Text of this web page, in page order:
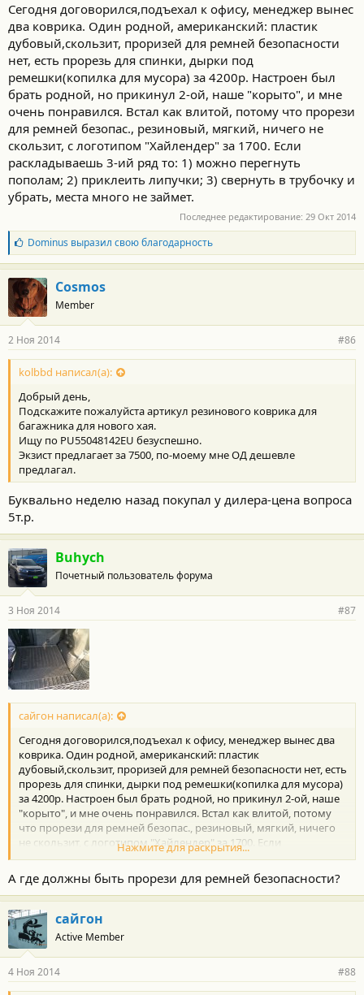
Сегодня договорился,подъехал к офису, менеджер вынес
два коврика. Один родной, американский: пластик
дубовый,скользит, проризей для ремней безопасности
нет, есть прорезь для спинки, дырки под
ремешки(копилка для мусора) за 4200р. Настроен был
брать родной, но прикинул 2-ой, наше "корыто", и мне
очень понравился. Встал как влитой, потому что прорези
для ремней безопас., резиновый, мягкий, ничего не
скользит, с логотипом "Хайлендер" за 1700. Если
раскладываешь 3-ий ряд то: 1) можно перегнуть
пополам; 2) приклеить липучки; 3) свернуть в трубочку и
убрать, места много не займет.
Последнее редактирование: 29 Окт 2014
Б
л
а
г
о
д
а
н
о
с
и
:
Dominus выразил свою благодарность
Cosmos
Member
2 Ноя 2014 #86
kolbbd написал(а):
Добрый день,
Подскажите пожалуйста артикул резинового коврика для
багажника для нового хая.
Ищу по PU55048142EU безуспешно.
Экзист предлагает за 7500, по-моему мне ОД дешевле
предлагал.
Буквально неделю назад покупал у дилера-цена вопроса
5т.р.
Buhych
Почетный пользователь форума
3 Ноя 2014 #87
сайгон написал(а):
Сегодня договорился,подъехал к офису, менеджер вынес два
коврика. Один родной, американский: пластик
дубовый,скользит, проризей для ремней безопасности нет, есть
прорезь для спинки, дырки под ремешки(копилка для мусора)
за 4200р. Настроен был брать родной, но прикинул 2-ой, наше
"корыто", и мне очень понравился. Встал как влитой, потому
что прорези для ремней безопас., резиновый, мягкий, ничего
не скользит, с логотипом "Хайлендер" за 1700. Если
раскладываешь 3-ий ряд то: 1) можно перегнуть пополам; 2)
приклеить липучки; 3) свернуть в трубочку и убрать, места
много не займет.
Нажмите для раскрытия...
А где должны быть прорези для ремней безопасности?
сайгон
Active Member
4 Ноя 2014 #88